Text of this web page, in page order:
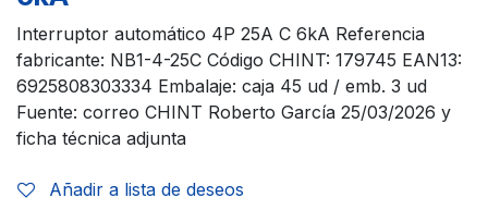
Interruptor automático 4P 25A C 6kA Referencia
fabricante: NB1-4-25C Código CHINT: 179745 EAN13:
6925808303334 Embalaje: caja 45 ud / emb. 3 ud
Fuente: correo CHINT Roberto García 25/03/2026 y
ficha técnica adjunta
Añadir a lista de deseos